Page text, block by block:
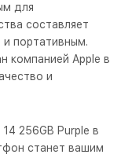
для
составляет
и портативным.
компанией Apple в
и
256GB Purple в
станет вашим